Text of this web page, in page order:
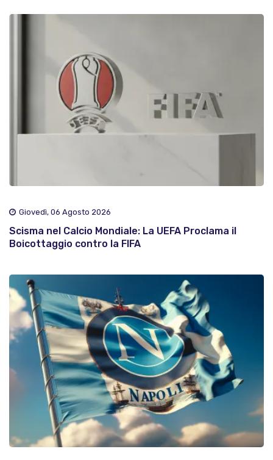
Giovedì, 06 Agosto 2026
Scisma nel Calcio Mondiale: La UEFA Proclama il
Boicottaggio contro la FIFA